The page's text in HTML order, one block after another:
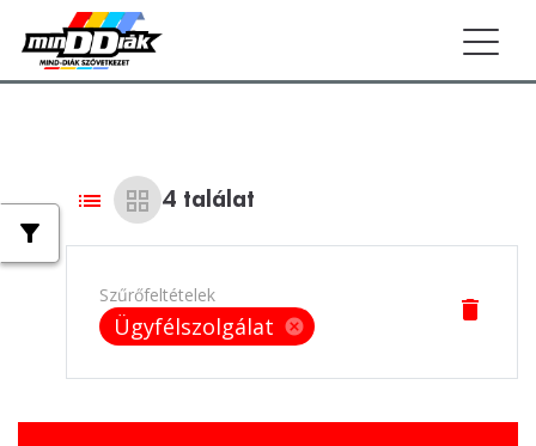
list grid_view 4 találat
Szűrőfeltételek
Ügyfélszolgálat cancel
delete
filter_alt